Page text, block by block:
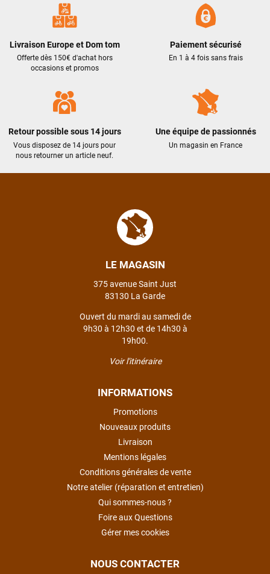
Livraison Europe et Dom tom
Offerte dès 150€ d'achat hors
occasions et promos
Paiement sécurisé
En 1 à 4 fois sans frais
Retour possible sous 14 jours
Vous disposez de 14 jours pour
nous retourner un article neuf.
Une équipe de passionnés
Un magasin en France
LE MAGASIN
375 avenue Saint Just
83130 La Garde
Ouvert du mardi au samedi de
9h30 à 12h30 et de 14h30 à
19h00.
Voir l'itinéraire
INFORMATIONS
Promotions
Nouveaux produits
Livraison
Mentions légales
Conditions générales de vente
Notre atelier (réparation et entretien)
Qui sommes-nous ?
Foire aux Questions
Gérer mes cookies
NOUS CONTACTER